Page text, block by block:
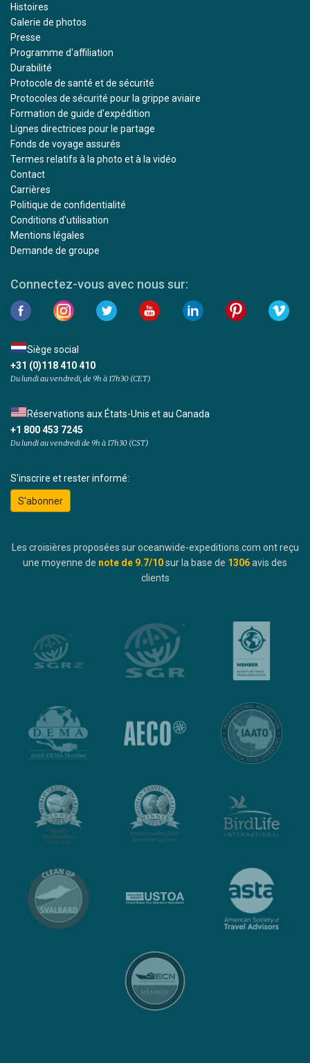
Histoires
Galerie de photos
Presse
Programme d'affiliation
Durabilité
Protocole de santé et de sécurité
Protocoles de sécurité pour la grippe aviaire
Formation de guide d'expédition
Lignes directrices pour le partage
Fonds de voyage assurés
Termes relatifs à la photo et à la vidéo
Contact
Carrières
Politique de confidentialité
Conditions d'utilisation
Mentions légales
Demande de groupe
Connectez-vous avec nous sur:
Siège social
+31 (0)118 410 410
Du lundi au vendredi, de 9h à 17h30 (CET)
Réservations aux États-Unis et au Canada
+1 800 453 7245
Du lundi au vendredi de 9h à 17h30 (CST)
S'inscrire et rester informé:
S'abonner
Les croisières proposées sur oceanwide-expeditions.com ont reçu
une moyenne de note de 9.7/10sur la base de 1306avis des
clients